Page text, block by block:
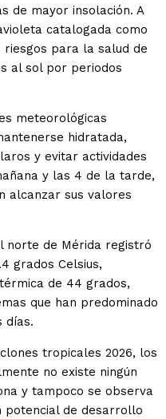
de mayor insolación. A
catalogada como
para la salud de
al sol por periodos
meteorológicas
hidratada,
y evitar actividades
y las 4 de la tarde,
alcanzar sus valores
norte de Mérida registró
grados Celsius,
de 44 grados,
que han predominado
días.
tropicales 2026, los
no existe ningún
y tampoco se observa
potencial de desarrollo